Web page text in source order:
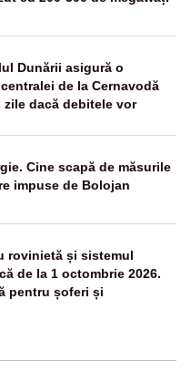
Dunării asigură o
de la Cernavodă
dacă debitele vor
Cine scapă de măsurile
impuse de Bolojan
rovinietă și sistemul
de la 1 octombrie 2026.
pentru șoferi și